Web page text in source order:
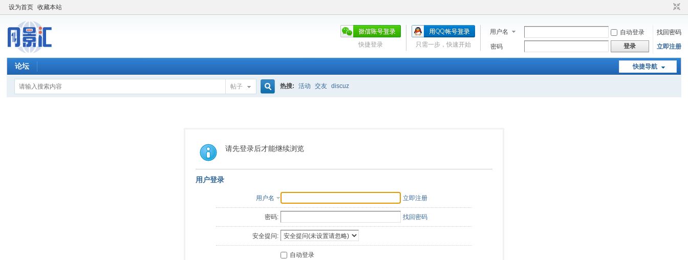
设为首页 收藏本站
用户名 自动登录
找回密码
密码
登录 立即注册
只需一步，快速开始
快捷登录
快捷导航
论坛
帖子
索
热搜: 活动 交友 discuz
请先登录后才能继续浏览
用户登录
用户名 立即注册
密码: 找回密码
安全提问:
自动登录